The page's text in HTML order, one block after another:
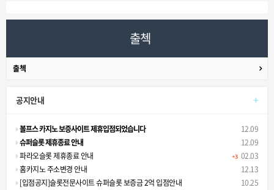
출첵
출첵
+
공지안내
12.09
볼프스 카지노 보증사이트 제휴입점되었습니다
12.09
슈퍼슬롯 제휴종료 안내
+3 02.03
파라오슬롯 제휴종료 안내
12.13
홈카지노 주소변경 안내
10.25
[입점공지]슬롯전문사이트 슈퍼슬롯 보증금 2억 입점안내